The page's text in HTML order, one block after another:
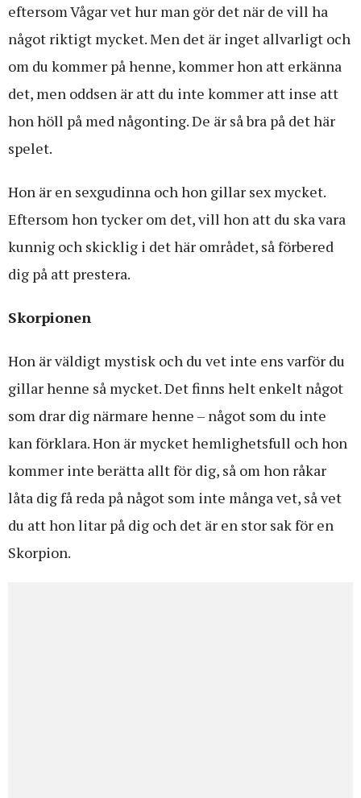
eftersom Vågar vet hur man gör det när de vill ha
något riktigt mycket. Men det är inget allvarligt och
om du kommer på henne, kommer hon att erkänna
det, men oddsen är att du inte kommer att inse att
hon höll på med någonting. De är så bra på det här
spelet.
Hon är en sexgudinna och hon gillar sex mycket.
Eftersom hon tycker om det, vill hon att du ska vara
kunnig och skicklig i det här området, så förbered
dig på att prestera.
Skorpionen
Hon är väldigt mystisk och du vet inte ens varför du
gillar henne så mycket. Det finns helt enkelt något
som drar dig närmare henne – något som du inte
kan förklara. Hon är mycket hemlighetsfull och hon
kommer inte berätta allt för dig, så om hon råkar
låta dig få reda på något som inte många vet, så vet
du att hon litar på dig och det är en stor sak för en
Skorpion.